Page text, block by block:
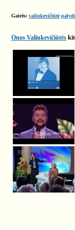
Gairės: valiukevičiūtė
Onos Valiukevičiūtės